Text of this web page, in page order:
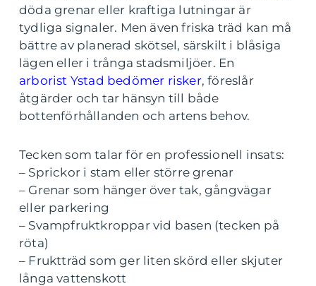
döda grenar eller kraftiga lutningar är
tydliga signaler. Men även friska träd kan må
bättre av planerad skötsel, särskilt i blåsiga
lägen eller i trånga stadsmiljöer. En
arborist Ystad bedömer risker, föreslår
åtgärder och tar hänsyn till både
bottenförhållanden och artens behov.
Tecken som talar för en professionell insats:
– Sprickor i stam eller större grenar
– Grenar som hänger över tak, gångvägar
eller parkering
– Svampfruktkroppar vid basen (tecken på
röta)
– Fruktträd som ger liten skörd eller skjuter
långa vattenskott